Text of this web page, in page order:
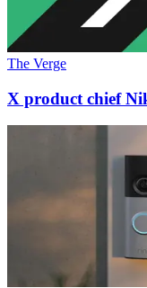
The Verge
X product chief